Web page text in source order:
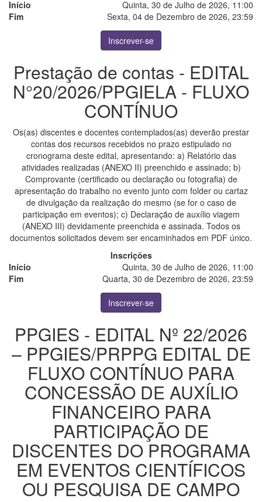
Início
Quinta, 30 de Julho de 2026, 11:00
Fim
Sexta, 04 de Dezembro de 2026, 23:59
Inscrever-se
Prestação de contas - EDITAL
N°20/2026/PPGIELA - FLUXO
CONTÍNUO
Os(as) discentes e docentes contemplados(as) deverão prestar
contas dos recursos recebidos no prazo estipulado no
cronograma deste edital, apresentando: a) Relatório das
atividades realizadas (ANEXO II) preenchido e assinado; b)
Comprovante (certificado ou declaração ou fotografia) de
apresentação do trabalho no evento junto com folder ou cartaz
de divulgação da realização do mesmo (se for o caso de
participação em eventos); c) Declaração de auxílio viagem
(ANEXO III) devidamente preenchida e assinada. Todos os
documentos solicitados devem ser encaminhados em PDF único.
Inscrições
Início
Quinta, 30 de Julho de 2026, 11:00
Fim
Quarta, 30 de Dezembro de 2026, 23:59
Inscrever-se
PPGIES - EDITAL Nº 22/2026
– PPGIES/PRPPG EDITAL DE
FLUXO CONTÍNUO PARA
CONCESSÃO DE AUXÍLIO
FINANCEIRO PARA
PARTICIPAÇÃO DE
DISCENTES DO PROGRAMA
EM EVENTOS CIENTÍFICOS
OU PESQUISA DE CAMPO